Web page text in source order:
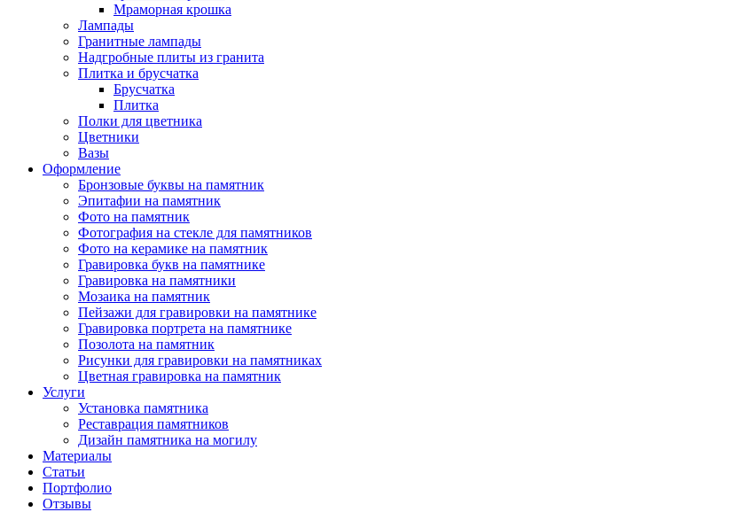
Мраморная крошка
Лампады
Гранитные лампады
Надгробные плиты из гранита
Плитка и брусчатка
Брусчатка
Плитка
Полки для цветника
Цветники
Вазы
Оформление
Бронзовые буквы на памятник
Эпитафии на памятник
Фото на памятник
Фотография на стекле для памятников
Фото на керамике на памятник
Гравировка букв на памятнике
Гравировка на памятники
Мозаика на памятник
Пейзажи для гравировки на памятнике
Гравировка портрета на памятнике
Позолота на памятник
Рисунки для гравировки на памятниках
Цветная гравировка на памятник
Услуги
Установка памятника
Реставрация памятников
Дизайн памятника на могилу
Материалы
Статьи
Портфолио
Отзывы